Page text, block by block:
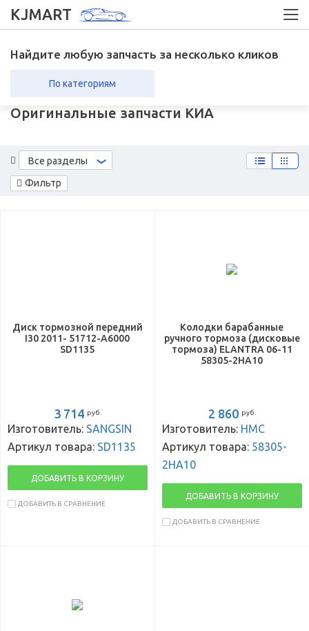
KJMART
Найдите любую запчасть за несколько кликов
По категориям
Оригинальные запчасти КИА
Фильтр
Все разделы
Диск тормозной передний
I30 2011- 51712-A6000
SD1135
3 714 руб.
Изготовитель: SANGSIN
Артикул товара: SD1135
ДОБАВИТЬ В КОРЗИНУ
ДОБАВИТЬ В СРАВНЕНИЕ
Колодки барабанные
ручного тормоза (дисковые
тормоза) ELANTRA 06-11
58305-2HA10
2 860 руб.
Изготовитель: HMC
Артикул товара: 58305-
2HA10
ДОБАВИТЬ В КОРЗИНУ
ДОБАВИТЬ В СРАВНЕНИЕ